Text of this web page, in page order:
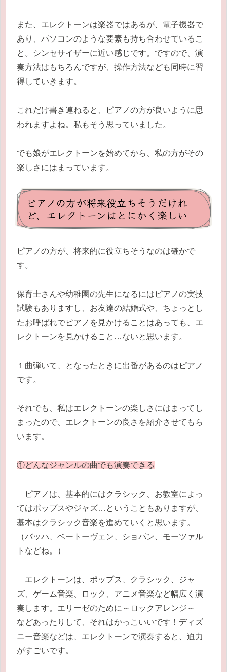
また、エレクトーンは楽器ではあるが、電子機器で
あり、パソコンのような要素も持ち合わせているこ
と。シンセサイザーに近い感じです。ですので、演
奏方法はもちろんですが、操作方法なども同時に習
得していきます。
これだけ書き連ねると、ピアノの方が良いように思
われますよね。私もそう思っていました。
でも娘がエレクトーンを始めてから、私の方がその
楽しさにはまっています。
ピアノの方が将来役立ちそうだけれ
ど、エレクトーンはとにかく楽しい
ピアノの方が、将来的に役立ちそうなのは確かで
す。
保育士さんや幼稚園の先生になるにはピアノの実技
試験もありますし、お友達の結婚式や、ちょっとし
たお呼ばれでピアノを見かけることはあっても、エ
レクトーンを見かけること…ないと思います。
１曲弾いて、となったときに出番があるのはピアノ
です。
それでも、私はエレクトーンの楽しさにはまってし
まったので、エレクトーンの良さを紹介させてもら
います。
①どんなジャンルの曲でも演奏できる
ピアノは、基本的にはクラシック、お教室によっ
てはポップスやジャズ…ということもありますが、
基本はクラシック音楽を進めていくと思います。
（バッハ、ベートーヴェン、ショパン、モーツァル
トなどね。）
エレクトーンは、ポップス、クラシック、ジャ
ズ、ゲーム音楽、ロック、アニメ音楽など幅広く演
奏します。エリーゼのために～ロックアレンジ～
などあったりして、それはかっこいいです！ディズ
ニー音楽などは、エレクトーンで演奏すると、迫力
がすごいです。